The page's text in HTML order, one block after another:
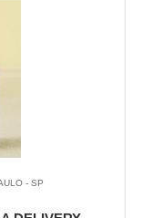
- SP